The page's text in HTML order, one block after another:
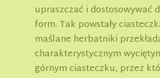
upraszczać i dostosowywać
form. Tak powstały
maślane herbatniki
charakterystycznym
górnym ciasteczku, przez